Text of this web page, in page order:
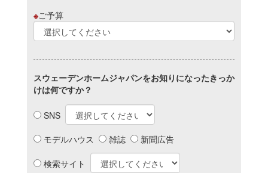
※ご予算
スウェーデンホームジャパンをお知りになったきっか
けは何ですか？
SNS
モデルハウス
雑誌 新聞広告
検索サイト